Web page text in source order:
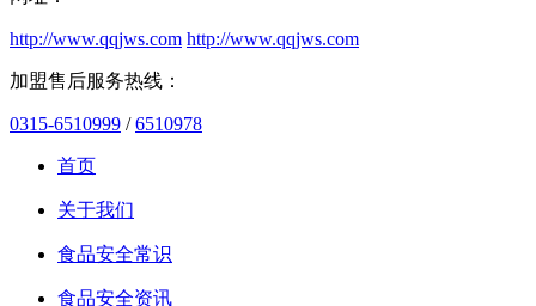
http://www.qqjws.com http://www.qqjws.com
加盟售后服务热线：
0315-6510999 /6510978
首页
关于我们
食品安全常识
食品安全资讯